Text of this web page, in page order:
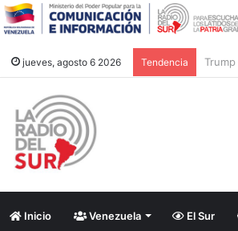
jueves, agosto 6 2026 Tendencia
Inicio Venezuela El Sur